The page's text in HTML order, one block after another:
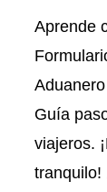
Aprende
Guía
viajeros.
tranquilo!